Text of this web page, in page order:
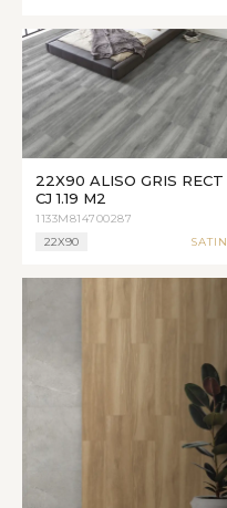
22X90 ALISO GRIS RECT
CJ 1.19 M2
1133M814700287
22X90
SATIN